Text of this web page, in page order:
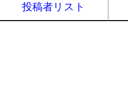
投稿者リスト